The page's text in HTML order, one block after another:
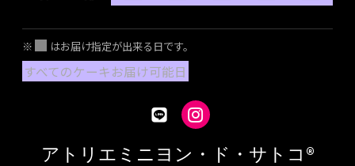
※ はお届け指定が出来る日です。
すべてのケーキお届け可能日
アトリエミニヨン・ド・サトコ®